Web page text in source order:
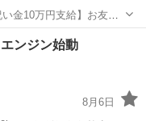
金10万円支給】お友達
なしでプライベート充
社員登用制度あり★1食
ンジン始動
8月6日